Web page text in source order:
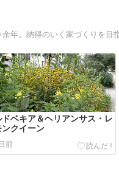
年。納得のいく家づくりを目
ドベキア＆ヘリアンサス・レ
ンクイーン
前